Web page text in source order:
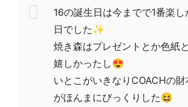
16の誕生日は今までで1番楽
日でした✨
焼き森はプレゼントとか色紙
嬉しかったし😍
いとこがいきなりCOACHの
がほんまにびっくりした😆